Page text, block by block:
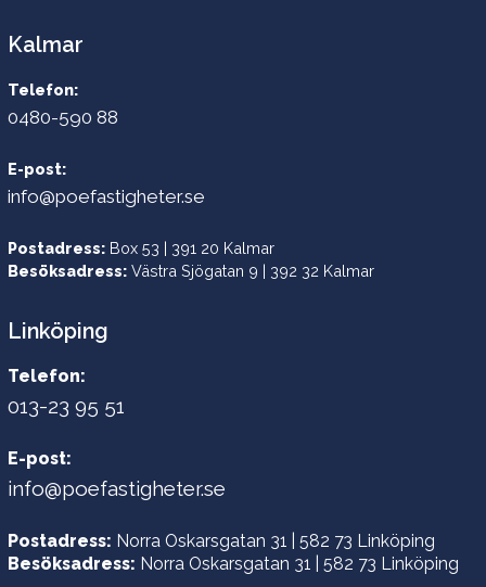
Kalmar
Telefon:
0480-590 88
E-post:
info@poefastigheter.se
Postadress: Box 53 | 391 20 Kalmar
Besöksadress: Västra Sjögatan 9 | 392 32 Kalmar
Linköping
Telefon:
013-23 95 51
E-post:
info@poefastigheter.se
Postadress: Norra Oskarsgatan 31 | 582 73 Linköping
Besöksadress: Norra Oskarsgatan 31 | 582 73 Linköping